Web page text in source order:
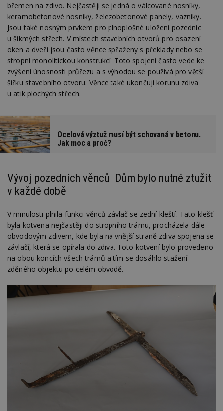
břemen na zdivo. Nejčastěji se jedná o válcované nosníky,
keramobetonové nosníky, železobetonové panely, vazníky.
Jsou také nosným prvkem pro plnoplošné uložení pozednic
u šikmých střech. V místech stavebních otvorů pro osazení
oken a dveří jsou často věnce spřaženy s překlady nebo se
stropní monolitickou konstrukcí. Toto spojení často vede ke
zvýšení únosnosti průřezu a s výhodou se používá pro větší
šířku stavebního otvoru. Věnce také ukončují korunu zdiva
u atik plochých střech.
Ocelová výztuž musí být schovaná v betonu.
Jak moc a proč?
Vývoj pozedních věnců. Dům bylo nutné ztužit
v každé době
V minulosti plnila funkci věnců závlač se zední kleští. Tato klešť
byla kotvena nejčastěji do stropního trámu, procházela dále
obvodovým zdivem, kde byla na vnější straně zdiva spojena se
závlačí, která se opírala do zdiva. Toto kotvení bylo provedeno
na obou koncích všech trámů a tím se dosáhlo stažení
zděného objektu po celém obvodě.